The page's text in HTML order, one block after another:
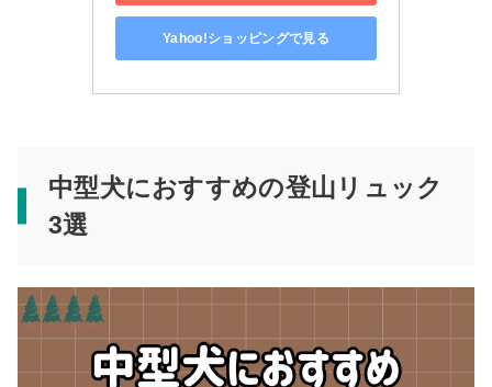
Yahoo!ショッピングで見る
中型犬におすすめの登山リュック
3選